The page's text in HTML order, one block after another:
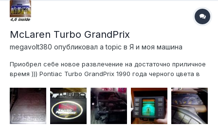
McLaren Turbo GrandPrix
megavolt380 опубликовал a topic в Я и моя машина
Приобрел себе новое развлечение на достаточно приличное
время ))) Pontiac Turbo GrandPrix 1990 года черного цвета в
велюровый салон, люк, оригинальные колеса не хватает
переднего бампера, но это решаемо ))) фото пока немного